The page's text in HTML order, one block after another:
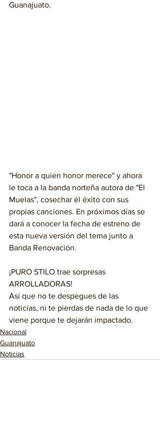
Guanajuato.
"Honor a quien honor merece" y ahora
le toca a la banda norteña autora de "El
Muelas", cosechar él éxito con sus
propias canciones. En próximos días se
dará a conocer la fecha de estreno de
esta nueva versión del tema junto a
Banda Renovación.
¡PURO STILO trae sorpresas
ARROLLADORAS!
Así que no te despegues de las
noticias, ni te pierdas de nada de lo que
viene porque te dejarán impactado.
Nacional
Guanajuato
Noticias